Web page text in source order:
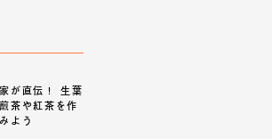
が直伝！ 生葉
煎茶や紅茶を作
よう